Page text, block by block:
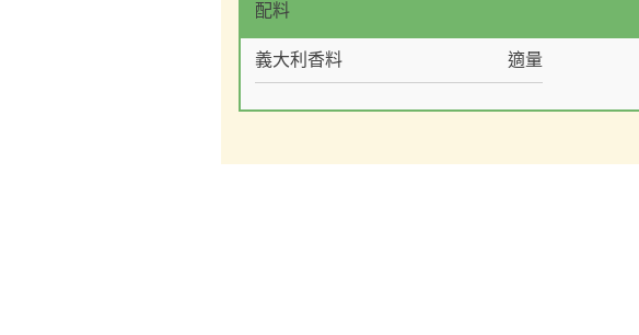
配料
義大利香料 適量